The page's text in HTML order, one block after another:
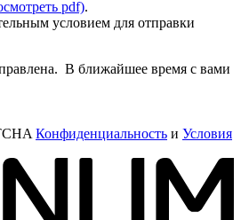
pdf).
условием для отправки
В ближайшее время с вами
Конфиденциальность и Условия